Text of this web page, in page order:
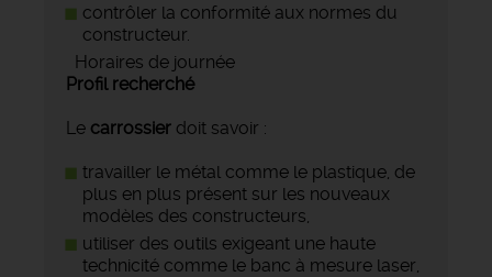
contrôler la conformité aux normes du
constructeur.
Horaires de journée
Profil recherché
Le carrossier doit savoir :
travailler le métal comme le plastique, de
plus en plus présent sur les nouveaux
modèles des constructeurs,
utiliser des outils exigeant une haute
technicité comme le banc à mesure laser,